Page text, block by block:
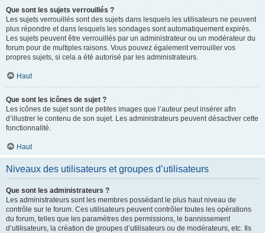
Que sont les sujets verrouillés ?
Les sujets verrouillés sont des sujets dans lesquels les utilisateurs ne peuvent
plus répondre et dans lesquels les sondages sont automatiquement expirés.
Les sujets peuvent être verrouillés par un administrateur ou un modérateur du
forum pour de multiples raisons. Vous pouvez également verrouiller vos
propres sujets, si cela a été autorisé par les administrateurs.
Haut
Que sont les icônes de sujet ?
Les icônes de sujet sont de petites images que l’auteur peut insérer afin
d’illustrer le contenu de son sujet. Les administrateurs peuvent désactiver cette
fonctionnalité.
Haut
Niveaux des utilisateurs et groupes d’utilisateurs
Que sont les administrateurs ?
Les administrateurs sont les membres possédant le plus haut niveau de
contrôle sur le forum. Ces utilisateurs peuvent contrôler toutes les opérations
du forum, telles que les paramètres des permissions, le bannissement
d’utilisateurs, la création de groupes d’utilisateurs ou de modérateurs, etc. Ils